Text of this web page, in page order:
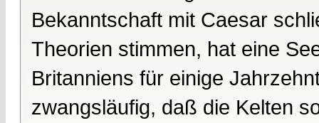
Bekanntschaft mit Caesar
Theorien stimmen, hat eine
Britanniens für einige
zwangsläufig, daß die Kelten